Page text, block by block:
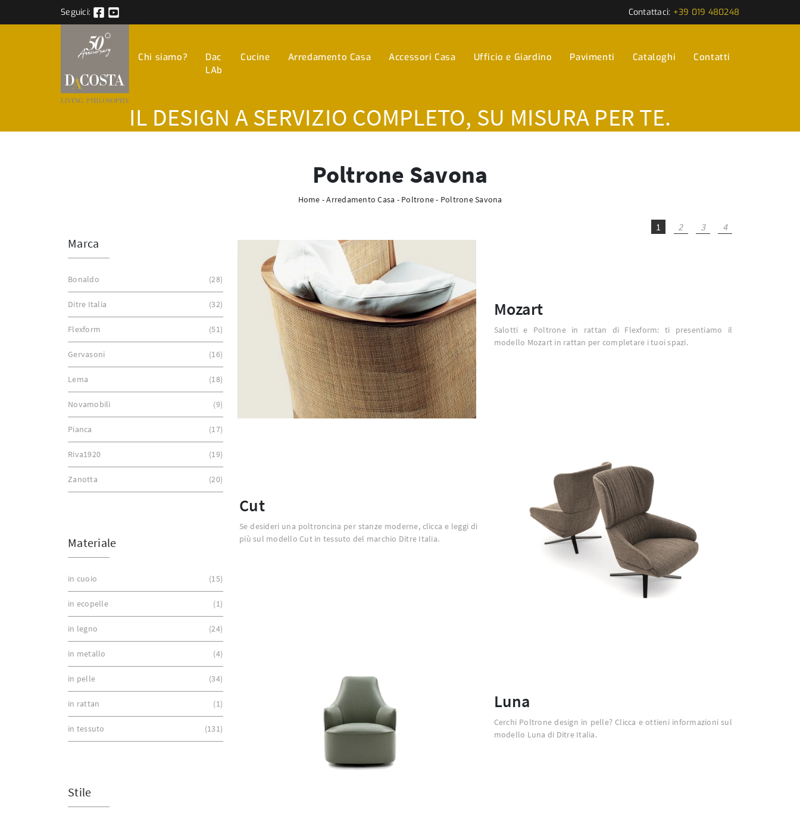
Seguici: Contattaci: +39 019 480248
Chi siamo?
Dac
LAb
Cucine Arredamento Casa Accessori Casa Ufficio e Giardino Pavimenti Cataloghi Contatti
IL DESIGN A SERVIZIO COMPLETO, SU MISURA PER TE.
Poltrone Savona
Home -Arredamento Casa - Poltrone- Poltrone Savona
1 2 3 4
Mozart
Salotti e Poltrone in rattan di Flexform: ti presentiamo il
modello Mozart in rattan per completare i tuoi spazi.
Cut
Se desideri una poltroncina per stanze moderne, clicca e leggi di
più sul modello Cut in tessuto del marchio Ditre Italia.
Luna
Cerchi Poltrone design in pelle? Clicca e ottieni informazioni sul
modello Luna di Ditre Italia.
Marca
Bonaldo 28
Ditre Italia 32
Flexform 51
Gervasoni 16
Lema 18
Novamobili 9
Pianca 17
Riva1920 19
Zanotta 20
Materiale
in cuoio 15
in ecopelle 1
in legno 24
in metallo 4
in pelle 34
in rattan 1
in tessuto 131
Stile